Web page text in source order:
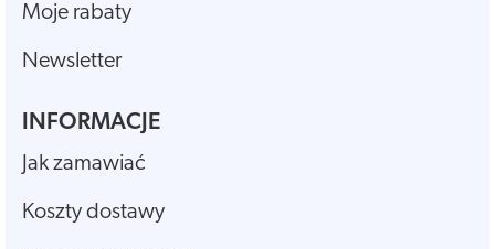
Moje rabaty
Newsletter
INFORMACJE
Jak zamawiać
Koszty dostawy